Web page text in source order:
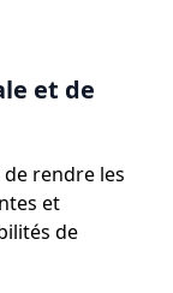
et de
rendre les
et
de